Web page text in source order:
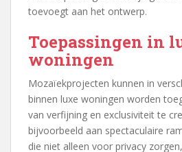
toevoegt aan het ontwerp.
Toepassingen in
woningen
Mozaïekprojecten kunnen in
binnen luxe woningen worden
van verfijning en exclusiviteit te
bijvoorbeeld aan spectaculaire
die niet alleen voor privacy